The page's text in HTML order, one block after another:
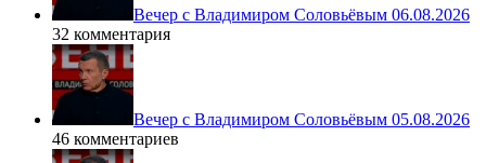
Вечер с Владимиром Соловьёвым 06.08.2026
32 комментария
Вечер с Владимиром Соловьёвым 05.08.2026
46 комментариев